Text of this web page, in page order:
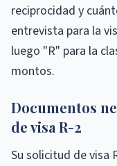
reciprocidad y
entrevista para la
luego "R" para la
montos.
Documentos
de visa R-2
Su solicitud de visa